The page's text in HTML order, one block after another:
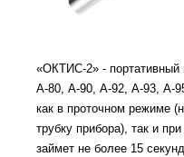
«ОКТИС-2» - портативный
А-80, А-90, А-92, А-93, А-
как в проточном режиме
трубку прибора), так и
займет не более 15